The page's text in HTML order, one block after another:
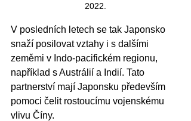
2022.
V posledních letech se tak Japonsko
snaží posilovat vztahy i s dalšími
zeměmi v Indo-pacifickém regionu,
například s Austrálií a Indií. Tato
partnerství mají Japonsku především
pomoci čelit rostoucímu vojenskému
vlivu Číny.